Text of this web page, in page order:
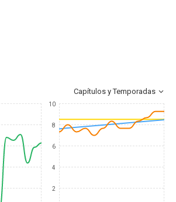
Capítulos y Temporadas
10
8
6
4
2